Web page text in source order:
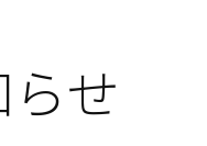
せ